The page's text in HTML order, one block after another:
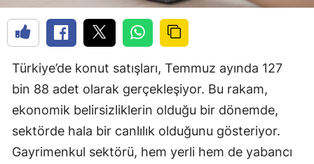
Türkiye’de konut satışları, Temmuz ayında 127
bin 88 adet olarak gerçekleşiyor. Bu rakam,
ekonomik belirsizliklerin olduğu bir dönemde,
sektörde hala bir canlılık olduğunu gösteriyor.
Gayrimenkul sektörü, hem yerli hem de yabancı